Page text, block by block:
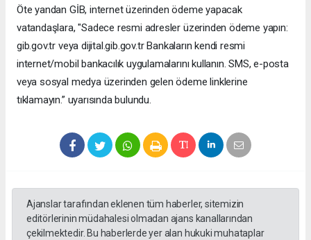
Öte yandan GİB, internet üzerinden ödeme yapacak
vatandaşlara, "Sadece resmi adresler üzerinden ödeme yapın:
gib.gov.tr veya dijital.gib.gov.tr Bankaların kendi resmi
internet/mobil bankacılık uygulamalarını kullanın. SMS, e-posta
veya sosyal medya üzerinden gelen ödeme linklerine
tıklamayın.” uyarısında bulundu.
Ajanslar tarafından eklenen tüm haberler, sitemizin
editörlerinin müdahalesi olmadan ajans kanallarından
çekilmektedir. Bu haberlerde yer alan hukuki muhataplar